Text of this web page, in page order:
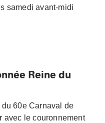
samedi avant-midi
Reine du
du 60e Carnaval de
avec le couronnement